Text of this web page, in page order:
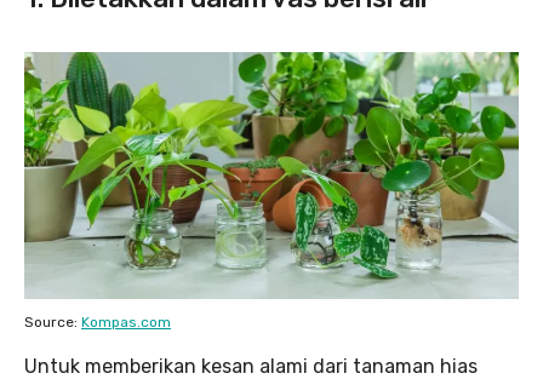
Source: Kompas.com
Untuk memberikan kesan alami dari tanaman hias